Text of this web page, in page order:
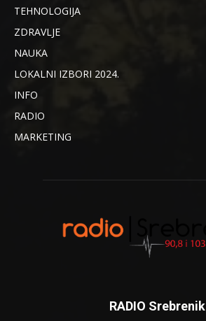
TEHNOLOGIJA
ZDRAVLJE
NAUKA
LOKALNI IZBORI 2024.
INFO
RADIO
MARKETING
RADIO Srebrenik